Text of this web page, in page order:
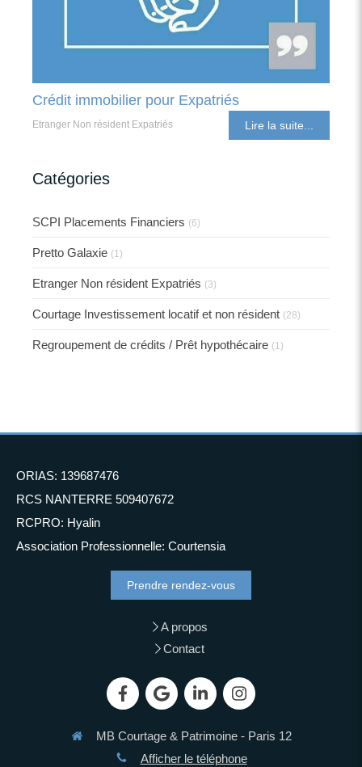
Crédit immobilier pour Expatriés
Etranger Non résident Expatriés Lire la suite...
Catégories
SCPI Placements Financiers (6)
Pretto Galaxie (1)
Etranger Non résident Expatriés (3)
Courtage Investissement locatif et non résident (28)
Regroupement de crédits / Prêt hypothécaire (1)
ORIAS: 139687476
RCS NANTERRE 509407672
RCPRO: Hyalin
Association Professionnelle: Courtensia
Prendre rendez-vous
A propos
Contact
MB Courtage & Patrimoine - Paris 12
Afficher le téléphone